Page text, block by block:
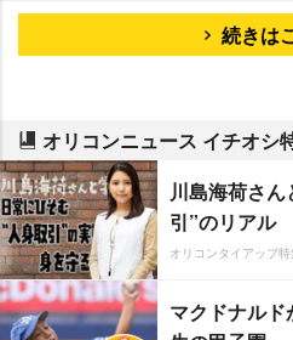
続きは
オリコンニュース イチオシ
川島海荷さ
引”のリアル
オリコンタイアップ特
マクドナル